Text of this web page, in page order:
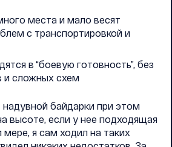
места и мало весят
с транспортировкой и
в “боевую готовность”, без
и сложных схем
байдарки при этом
высоте, если у нее подходящая
я сам ходил на таких